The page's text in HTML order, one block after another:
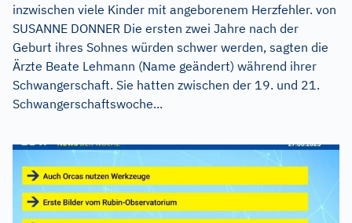
inzwischen viele Kinder mit angeborenem Herzfehler. von
SUSANNE DONNER Die ersten zwei Jahre nach der
Geburt ihres Sohnes würden schwer werden, sagten die
Ärzte Beate Lehmann (Name geändert) während ihrer
Schwangerschaft. Sie hatten zwischen der 19. und 21.
Schwangerschaftswoche...